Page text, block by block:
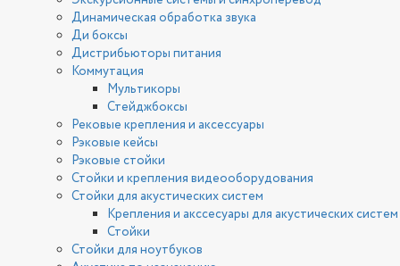
Динамическая обработка звука
Ди боксы
Дистрибьюторы питания
Коммутация
Мультикоры
Стейджбоксы
Рековые крепления и аксессуары
Рэковые кейсы
Рэковые стойки
Стойки и крепления видеооборудования
Стойки для акустических систем
Крепления и акссесуары для акустических систем
Стойки
Стойки для ноутбуков